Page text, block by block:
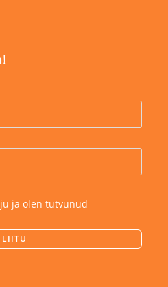
ja olen tutvunud